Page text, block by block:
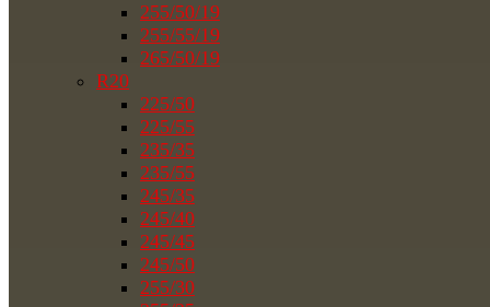
255/50/19
255/55/19
265/50/19
R20
225/50
225/55
235/35
235/55
245/35
245/40
245/45
245/50
255/30